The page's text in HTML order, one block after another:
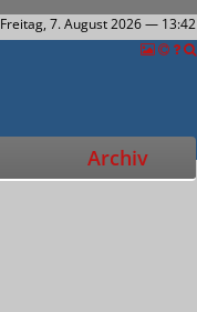
Freitag, 7. August 2026— 13:42
Archiv